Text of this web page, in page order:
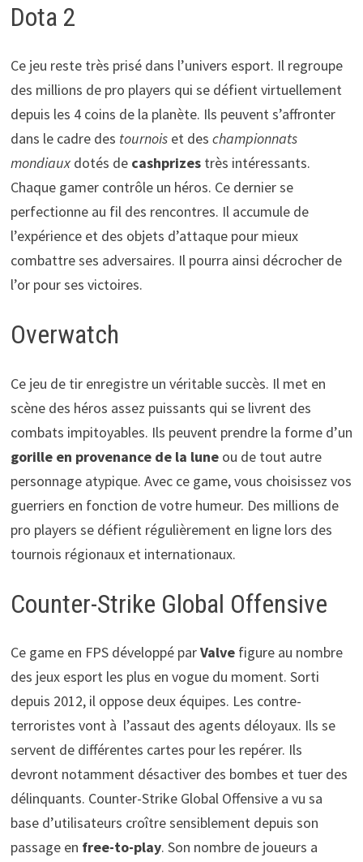
Dota 2
Ce jeu reste très prisé dans l’univers esport. Il regroupe
des millions de pro players qui se défient virtuellement
depuis les 4 coins de la planète. Ils peuvent s’affronter
dans le cadre des tournoiset des championnats
mondiauxdotés de cashprizestrès intéressants.
Chaque gamer contrôle un héros. Ce dernier se
perfectionne au fil des rencontres. Il accumule de
l’expérience et des objets d’attaque pour mieux
combattre ses adversaires. Il pourra ainsi décrocher de
l’or pour ses victoires.
Overwatch
Ce jeu de tir enregistre un véritable succès. Il met en
scène des héros assez puissants qui se livrent des
combats impitoyables. Ils peuvent prendre la forme d’un
gorille en provenance de la luneou de tout autre
personnage atypique. Avec ce game, vous choisissez vos
guerriers en fonction de votre humeur. Des millions de
pro players se défient régulièrement en ligne lors des
tournois régionaux et internationaux.
Counter-Strike Global Offensive
Ce game en FPS développé parValvefigure au nombre
des jeux esport les plus en vogue du moment. Sorti
depuis 2012, il oppose deux équipes. Les contre-
terroristes vont à l’assaut des agents déloyaux. Ils se
servent de différentes cartes pour les repérer. Ils
devront notamment désactiver des bombes et tuer des
délinquants. Counter-Strike Global Offensive a vu sa
base d’utilisateurs croître sensiblement depuis son
passage en free-to-play. Son nombre de joueurs a